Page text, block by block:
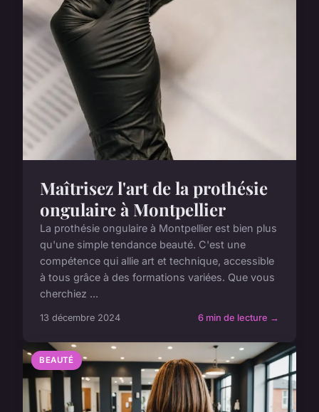
Maîtrisez l'art de la prothésie
ongulaire à Montpellier
La prothésie ongulaire à Montpellier est bien plus
qu'une simple tendance beauté. C'est une
compétence qui allie art et technique, accessible
à tous grâce à des formations variées. Que vous
cherchiez ...
13 décembre 2024 6 min de lecture →
BEAUTÉ